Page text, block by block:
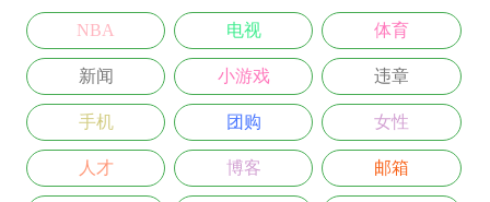
NBA 电视 体育
新闻 小游戏 违章
手机 团购 女性
人才 博客 邮箱